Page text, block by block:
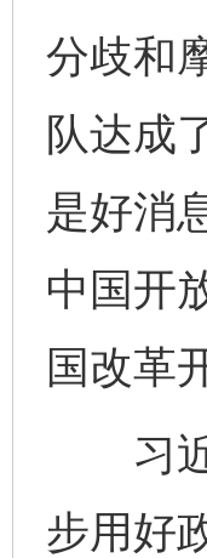
分歧和
队达成
是好消
中国开
国改革
习近
步用好